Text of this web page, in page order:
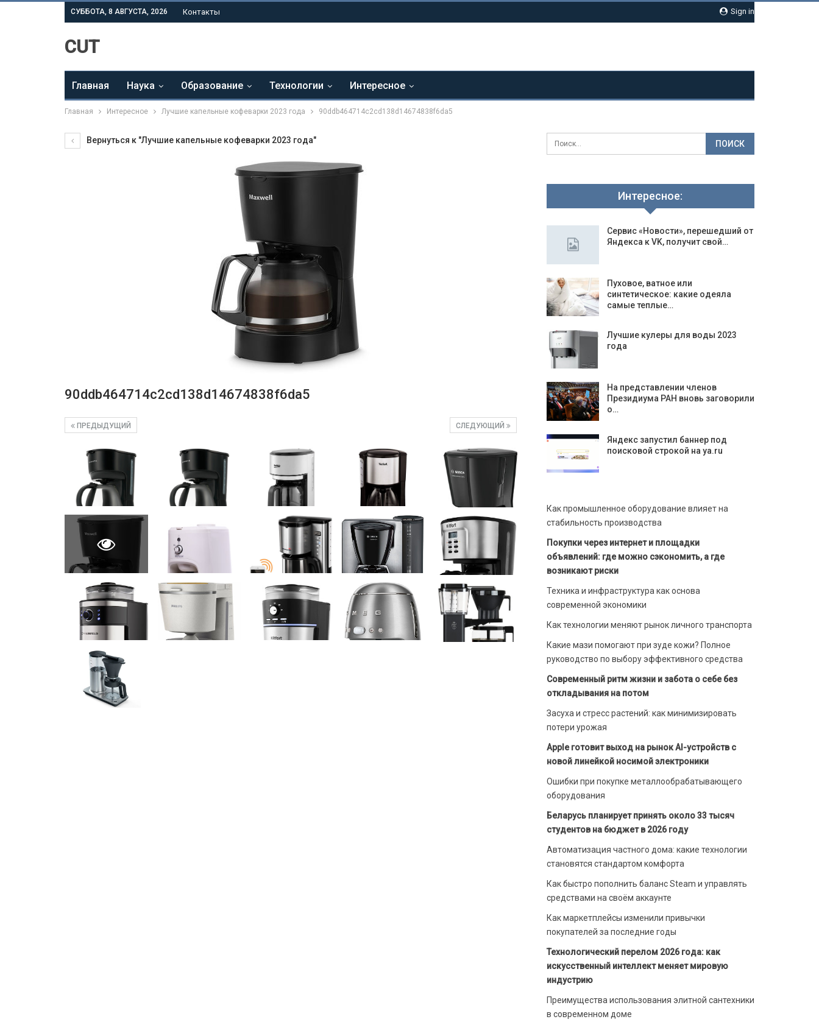
Sign in
СУББОТА, 8 АВГУСТА, 2026 Контакты
CUT
Главная Наука Образование Технологии Интересное
Главная Интересное Лучшие капельные кофеварки 2023 года 90ddb464714c2cd138d14674838f6da5
Вернуться к "Лучшие капельные кофеварки 2023 года"
90ddb464714c2cd138d14674838f6da5
СЛЕДУЮЩИЙ
ПРЕДЫДУЩИЙ
Интересное:
Сервис «Новости», перешедший от
Яндекса к VK, получит свой…
Пуховое, ватное или
синтетическое: какие одеяла
самые теплые…
Лучшие кулеры для воды 2023
года
На представлении членов
Президиума РАН вновь заговорили
о…
Яндекс запустил баннер под
поисковой строкой на ya.ru
Как промышленное оборудование влияет на
стабильность производства
Покупки через интернет и площадки
объявлений: где можно сэкономить, а где
возникают риски
Техника и инфраструктура как основа
современной экономики
Как технологии меняют рынок личного транспорта
Какие мази помогают при зуде кожи? Полное
руководство по выбору эффективного средства
Современный ритм жизни и забота о себе без
откладывания на потом
Засуха и стресс растений: как минимизировать
потери урожая
Apple готовит выход на рынок AI-устройств с
новой линейкой носимой электроники
Ошибки при покупке металлообрабатывающего
оборудования
Беларусь планирует принять около 33 тысяч
студентов на бюджет в 2026 году
Автоматизация частного дома: какие технологии
становятся стандартом комфорта
Как быстро пополнить баланс Steam и управлять
средствами на своём аккаунте
Как маркетплейсы изменили привычки
покупателей за последние годы
Технологический перелом 2026 года: как
искусственный интеллект меняет мировую
индустрию
Преимущества использования элитной сантехники
в современном доме